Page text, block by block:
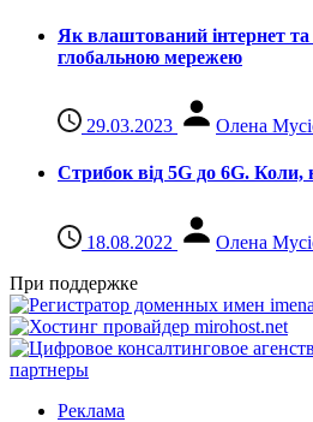
Як влаштований інтернет та
глобальною мережею
29.03.2023 Олена
Стрибок від 5G до 6G. Коли,
18.08.2022
Олена
При поддержке
Реклама